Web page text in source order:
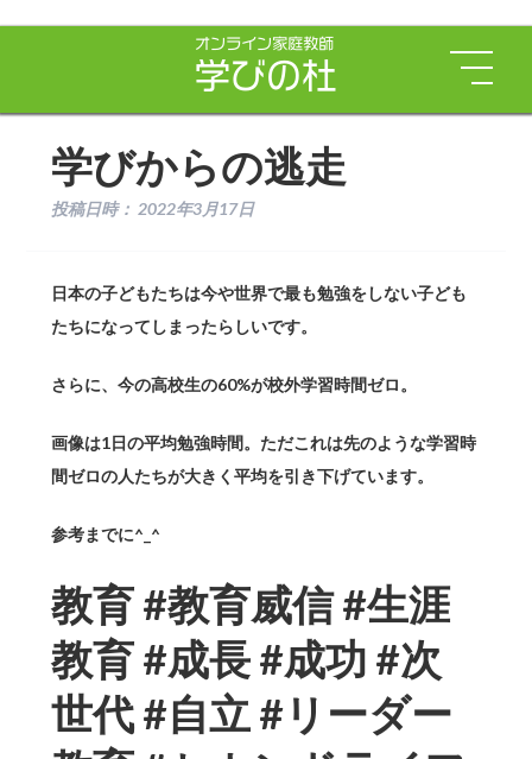
学びからの逃走
投稿日時： 2022年3月17日
日本の子どもたちは今や世界で最も勉強をしない子ども
たちになってしまったらしいです。
さらに、今の高校生の60%が校外学習時間ゼロ。
画像は1日の平均勉強時間。ただこれは先のような学習時
間ゼロの人たちが大きく平均を引き下げています。
参考までに^_^
教育 #教育威信 #生涯
教育 #成長 #成功 #次
世代 #自立 #リーダー